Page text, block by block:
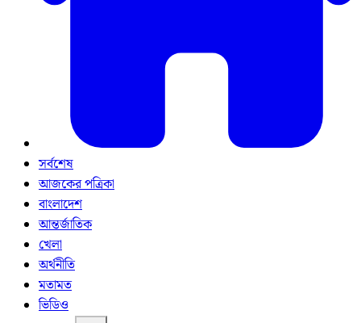
সর্বশেষ
আজকের পত্রিকা
বাংলাদেশ
আন্তর্জাতিক
খেলা
অর্থনীতি
মতামত
ভিডিও